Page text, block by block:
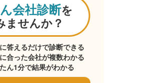
会社診断を
ませんか？
答えるだけで診断できる
合った会社が複数わかる
ん1分で結果がわかる